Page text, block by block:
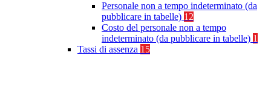
Personale non a tempo indeterminato (da
pubblicare in tabelle) 12
Costo del personale non a tempo
indeterminato (da pubblicare in tabelle) 1
Tassi di assenza 15